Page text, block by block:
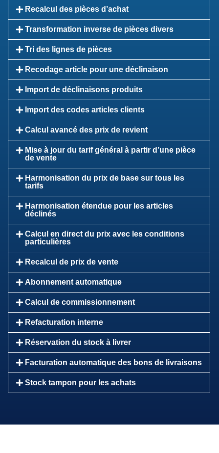
Recalcul des pièces d’achat
Transformation inverse de pièces divers
Tri des lignes de pièces
Recodage article pour une déclinaison
Import de déclinaisons produits
Import des codes articles clients
Calcul avancé des prix de revient
Mise à jour du tarif général à partir d’une pièce
de vente
Harmonisation du prix de base sur tous les
tarifs
Harmonisation étendue pour les articles
déclinés
Calcul en direct du prix avec les conditions
particulières
Recalcul de prix de vente
Abonnement automatique
Calcul de commissionnement
Refacturation interne
Réservation du stock à livrer
Facturation automatique des bons de livraisons
Stock tampon pour les achats